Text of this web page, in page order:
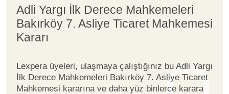
Adli Yargı İlk Derece Mahkemeleri
Bakırköy 7. Asliye Ticaret Mahkemesi
Kararı
Lexpera üyeleri, ulaşmaya çalıştığınız bu Adli Yargı
İlk Derece Mahkemeleri Bakırköy 7. Asliye Ticaret
Mahkemesi kararına ve daha yüz binlerce karara